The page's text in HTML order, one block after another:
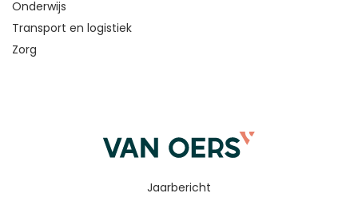
Onderwijs
Transport en logistiek
Zorg
Jaarbericht